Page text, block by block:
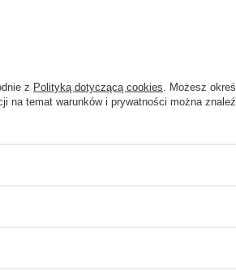
One size
z Polityką dotyczącą cookies . Możesz
na temat warunków i prywatności można